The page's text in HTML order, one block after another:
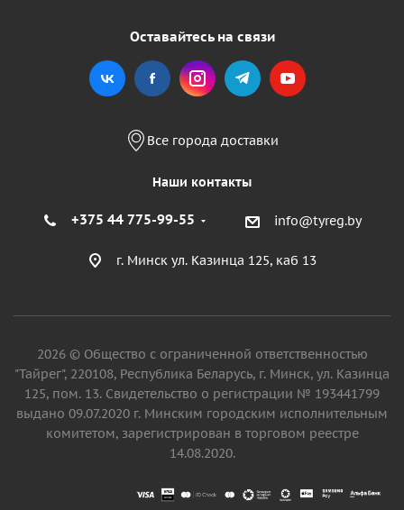
Оставайтесь на связи
Все города доставки
Наши контакты
+375 44 775-99-55 info@tyreg.by
г. Минск ул. Казинца 125, каб 13
2026 © Общество с ограниченной ответственностью
"Тайрег", 220108, Республика Беларусь, г. Минск, ул. Казинца
125, пом. 13. Свидетельство о регистрации № 193441799
выдано 09.07.2020 г. Минским городским исполнительным
комитетом, зарегистрирован в торговом реестре
14.08.2020.